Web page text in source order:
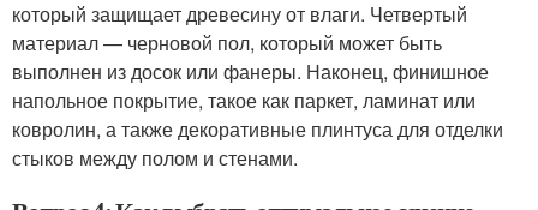
который защищает древесину от влаги. Четвертый
материал — черновой пол, который может быть
выполнен из досок или фанеры. Наконец, финишное
напольное покрытие, такое как паркет, ламинат или
ковролин, а также декоративные плинтуса для отделки
стыков между полом и стенами.